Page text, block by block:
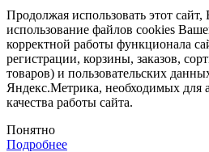
Продолжая использовать этот сайт,
использование файлов cookies
корректной работы функционала
регистрации, корзины, заказов,
товаров) и пользовательских
Яндекс.Метрика, необходимых для
качества работы сайта.
Понятно
Подробнее